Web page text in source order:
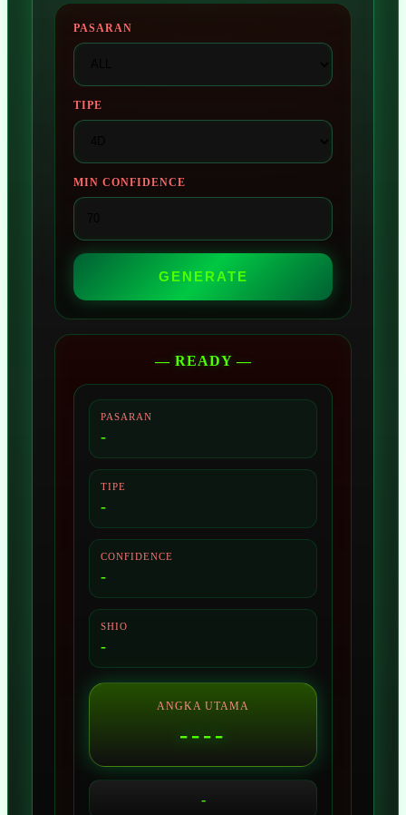
PASARAN
TIPE
MIN CONFIDENCE
GENERATE
— READY —
PASARAN
-
TIPE
-
CONFIDENCE
-
SHIO
-
ANGKA UTAMA
----
-